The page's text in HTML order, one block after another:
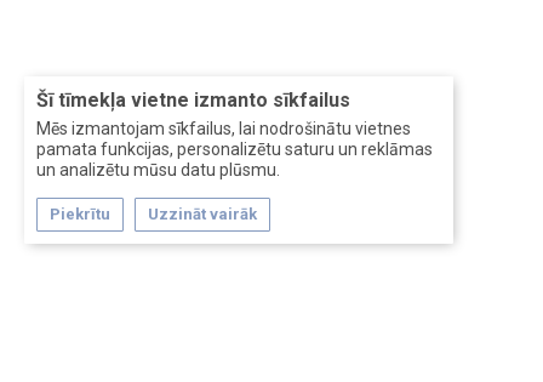
Šī tīmekļa vietne izmanto sīkfailus
Mēs izmantojam sīkfailus, lai nodrošinātu vietnes
pamata funkcijas, personalizētu saturu un reklāmas
un analizētu mūsu datu plūsmu.
Piekrītu Uzzināt vairāk